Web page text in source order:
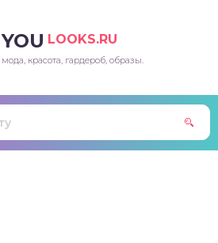
YOU LOOKS.RU
мода, красота, гардероб, образы.